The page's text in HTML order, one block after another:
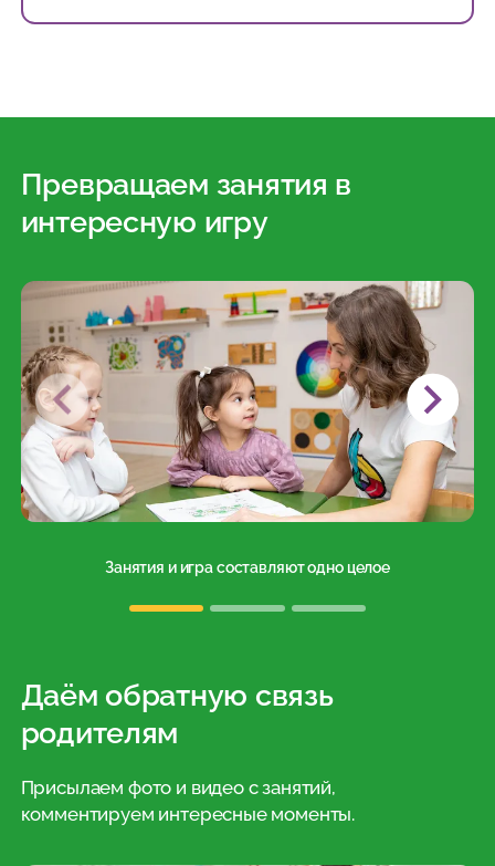
Превращаем занятия в
интересную игру
Занятия и игра составляют одно целое
Даём обратную связь
родителям
Присылаем фото и видео с занятий,
комментируем интересные моменты.